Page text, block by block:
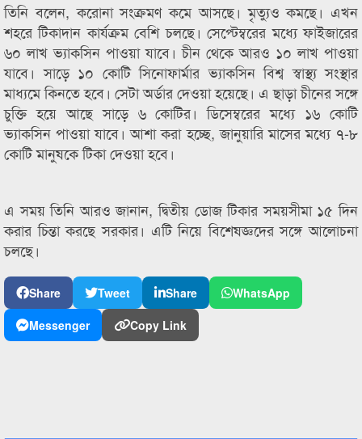
তিনি বলেন, করোনা সংক্রমণ কমে আসছে। মৃত্যুও কমছে। এখন
শহরে টিকাদান কার্যক্রম বেশি চলছে। সেপ্টেম্বরের মধ্যে ফাইজারের
৬০ লাখ ভ্যাকসিন পাওয়া যাবে। চীন থেকে আরও ১০ লাখ পাওয়া
যাবে। সাড়ে ১০ কোটি সিনোফার্মার ভ্যাকসিন বিশ্ব স্বাস্থ্য সংস্থার
মাধ্যমে কিনতে হবে। সেটা অর্ডার দেওয়া হয়েছে। এ ছাড়া চীনের সঙ্গে
চুক্তি হয়ে আছে সাড়ে ৬ কোটির। ডিসেম্বরের মধ্যে ১৬ কোটি
ভ্যাকসিন পাওয়া যাবে। আশা করা হচ্ছে, জানুয়ারি মাসের মধ্যে ৭-৮
কোটি মানুষকে টিকা দেওয়া হবে।
এ সময় তিনি আরও জানান, দ্বিতীয় ডোজ টিকার সময়সীমা ১৫ দিন
করার চিন্তা করছে সরকার। এটি নিয়ে বিশেষজ্ঞদের সঙ্গে আলোচনা
চলছে।
Share Tweet Share
WhatsApp
Messenger
Copy Link